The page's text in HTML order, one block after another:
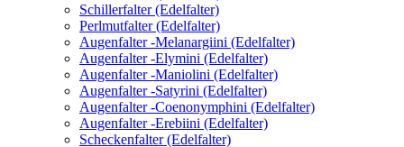
Schillerfalter (Edelfalter)
Perlmutfalter (Edelfalter)
Augenfalter -Melanargiini (Edelfalter)
Augenfalter -Elymini (Edelfalter)
Augenfalter -Maniolini (Edelfalter)
Augenfalter -Satyrini (Edelfalter)
Augenfalter -Coenonymphini (Edelfalter)
Augenfalter -Erebiini (Edelfalter)
Scheckenfalter (Edelfalter)